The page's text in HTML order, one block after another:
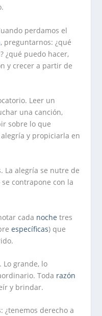
perdamos el
, preguntarnos: ¿qué
¿qué puedo hacer,
y crecer a partir de
Leer un
una canción,
sobre lo que
y propiciarla en
La alegría se nutre de
se contrapone con la
cada noche tres
específicas) que
Lo grande, lo
Toda razón
y brindar.
¿tenemos derecho a